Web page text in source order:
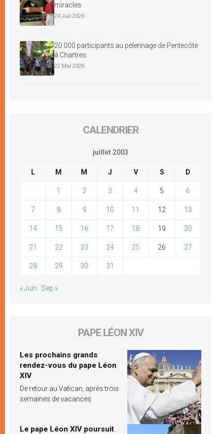
miracles
24 Juil 2026
20 000 participants au pèlerinage de Pentecôte
à Chartres
22 Mai 2026
CALENDRIER
juillet 2003
L M M J V S D
1 2 3 4 5 6
7 8 9 10 11 12 13
14 15 16 17 18 19 20
21 22 23 24 25 26 27
28 29 30 31
« Juin Sep »
PAPE LÉON XIV
Les prochains grands
rendez-vous du pape Léon
XIV
De retour au Vatican, après trois
semaines de vacances
Le pape Léon XIV poursuit